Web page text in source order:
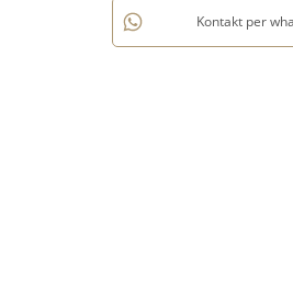
Kontakt per